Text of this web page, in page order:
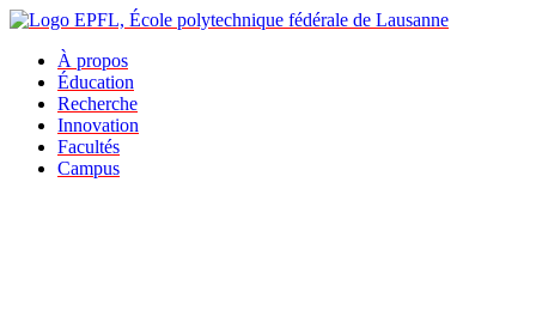
À propos
Éducation
Recherche
Innovation
Facultés
Campus